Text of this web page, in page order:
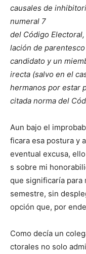
causales de
numeral 7
del Código
lación de
candidato y un
irecta (salvo en el
hermanos por estar
citada norma del
Aun bajo el
ficara esa postura y
eventual excusa,
s sobre mi
que significaría para
semestre, sin
opción que, por
Como decía un
ctorales no solo